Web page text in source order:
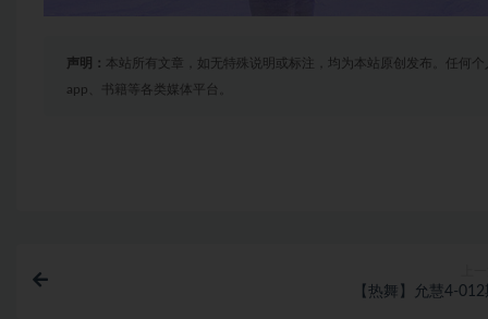
声明： 本站所有文章，如无特殊说明或标注，均为本站原创发布。任何
app、书籍等各类媒体平台。
【热舞】允慧4-012